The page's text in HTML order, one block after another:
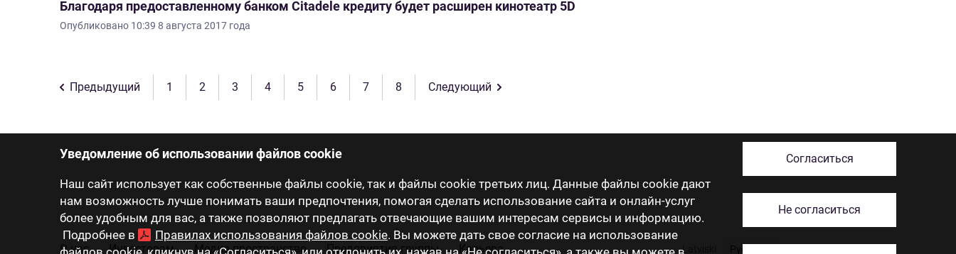
Уведомление об использовании файлов cookie
Наш сайт использует как собственные файлы cookie, так и файлы cookie третьих лиц. Данные файлы cookie дают
нам возможность лучше понимать ваши предпочтения, помогая сделать использование сайта и онлайн-услуг
более удобным для вас, а также позволяют предлагать отвечающие вашим интересам сервисы и информацию.
Подробнее в
Правилах использования файлов cookie. Вы можете дать свое согласие на использование
Согласиться
Не согласиться
Благодаря предоставленному банком Citadele кредиту будет расширен кинотеатр 5D
Опубликовано 10:39 8 августа 2017 года
Предыдущий 1 2 3 4 5 6 7 8 Следующий
Latviski
О нас Инвесторам Медиа-пространство Предприятия группы Карьера